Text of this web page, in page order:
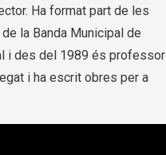
Ha format part de les
la Banda Municipal de
i des del 1989 és professor
i ha escrit obres per a